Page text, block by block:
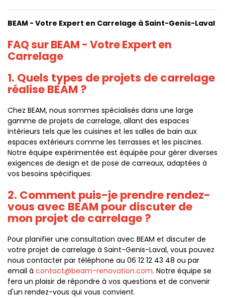
BEAM - Votre Expert en Carrelage à Saint-Genis-Laval
FAQ sur BEAM - Votre Expert en
Carrelage
1. Quels types de projets de carrelage
réalise BEAM ?
Chez BEAM, nous sommes spécialisés dans une large
gamme de projets de carrelage, allant des espaces
intérieurs tels que les cuisines et les salles de bain aux
espaces extérieurs comme les terrasses et les piscines.
Notre équipe expérimentée est équipée pour gérer diverses
exigences de design et de pose de carreaux, adaptées à
vos besoins spécifiques.
2. Comment puis-je prendre rendez-
vous avec BEAM pour discuter de
mon projet de carrelage ?
Pour planifier une consultation avec BEAM et discuter de
votre projet de carrelage à Saint-Genis-Laval, vous pouvez
nous contacter par téléphone au 06 12 12 43 48 ou par
email à contact@beam-renovation.com. Notre équipe se
fera un plaisir de répondre à vos questions et de convenir
d'un rendez-vous qui vous convient.